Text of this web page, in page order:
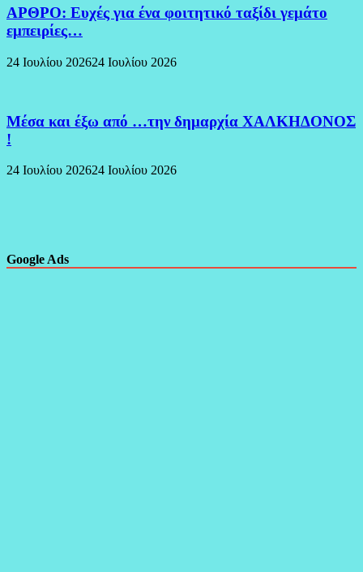
ΑΡΘΡΟ: Ευχές για ένα φοιτητικό ταξίδι γεμάτο
εμπειρίες…
24 Ιουλίου 202624 Ιουλίου 2026
Μέσα και έξω από …την δημαρχία ΧΑΛΚΗΔΟΝΟΣ
!
24 Ιουλίου 202624 Ιουλίου 2026
Google Ads